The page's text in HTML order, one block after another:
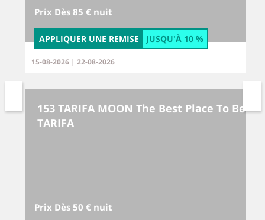
Prix Dès 85 € nuit
15-08-2026 | 22-08-2026
APPLIQUER UNE REMISE JUSQU'À 10 %
153 TARIFA MOON The Best Place To Be
TARIFA
Prix Dès 50 € nuit